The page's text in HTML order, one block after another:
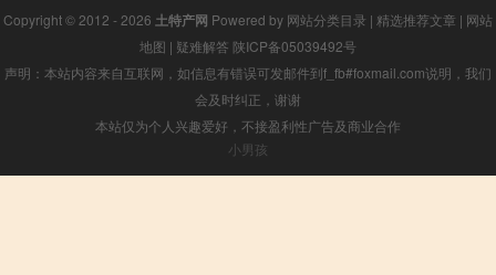
Copyright © 2012 - 2026 土特产网 Powered by 网站分类目录 | 精选推荐文章 | 网站
地图 | 疑难解答 陕ICP备05039492号
声明：本站内容来自互联网，如信息有错误可发邮件到f_fb#foxmail.com说明，我们
会及时纠正，谢谢
本站仅为个人兴趣爱好，不接盈利性广告及商业合作
小男孩